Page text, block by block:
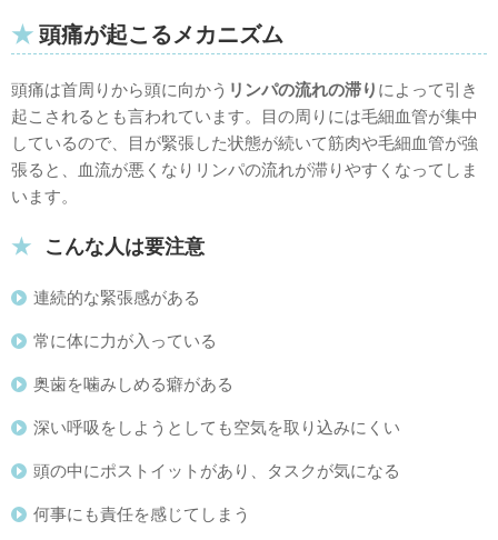
頭痛が起こるメカニズム
頭痛は首周りから頭に向かう リンパの流れの滞り によって引き
起こされるとも言われています。目の周りには毛細血管が集中
しているので、目が緊張した状態が続いて筋肉や毛細血管が強
張ると、血流が悪くなりリンパの流れが滞りやすくなってしま
います。
こんな人は要注意
連続的な緊張感がある
常に体に力が入っている
奥歯を噛みしめる癖がある
深い呼吸をしようとしても空気を取り込みにくい
頭の中にポストイットがあり、タスクが気になる
何事にも責任を感じてしまう